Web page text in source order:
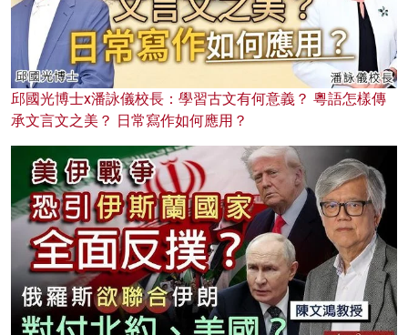
邱國光博士x潘詠儀校長：學習古文有何意義？ 粵語怎樣傳
承文言文之美？ 日常寫作如何應用？